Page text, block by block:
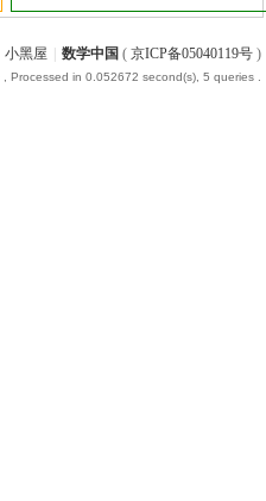
小黑屋 数学中国 ( 京ICP备05040119号)
, Processed in 0.052672 second(s), 5 queries .